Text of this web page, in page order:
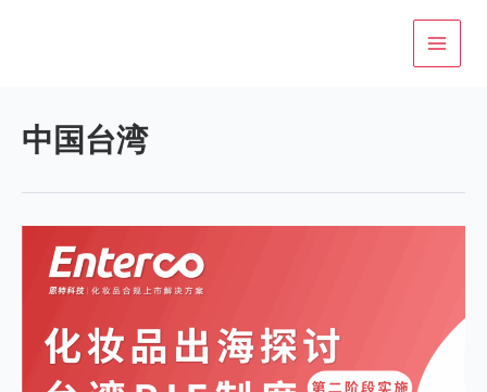
中国台湾